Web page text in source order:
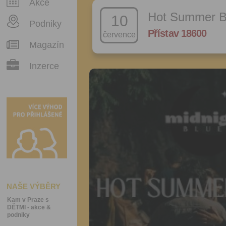
Akce
Podniky
Magazín
Inzerce
NAŠE VÝBĚRY
Kam v Praze s
DĚTMI - akce &
podniky
10
července
Hot Summer
Přístav 18600